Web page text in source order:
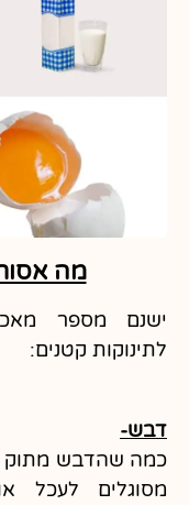
מה
ישנם מספר
לתינוקות קטנים:
דבש-
כמה שהדבש מתוק
מסוגלים לעכל